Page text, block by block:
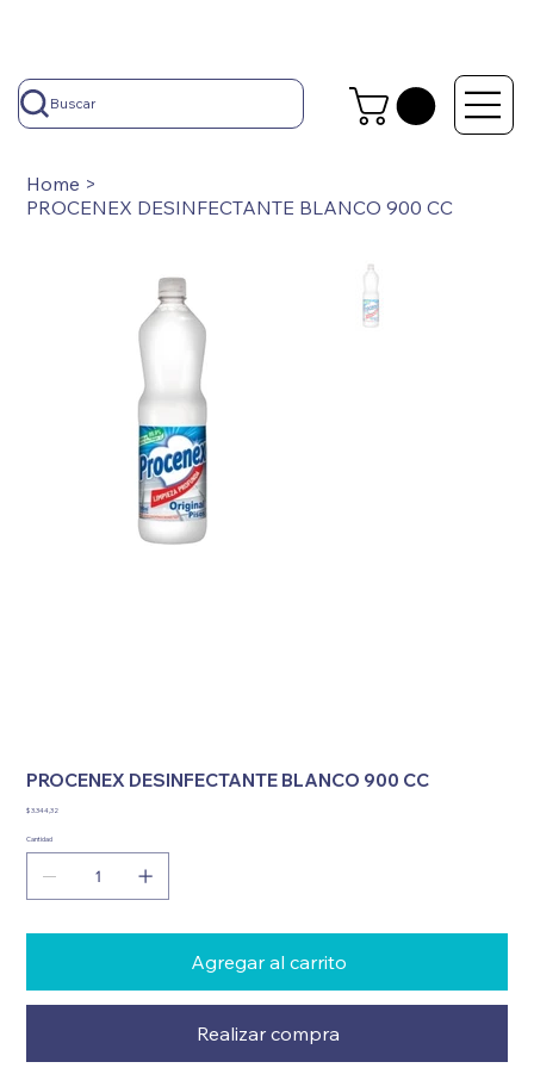
Buscar
Home >
PROCENEX DESINFECTANTE BLANCO 900 CC
PROCENEX DESINFECTANTE BLANCO 900 CC
Precio
$ 3.344,32
Cantidad
Agregar al carrito
Realizar compra